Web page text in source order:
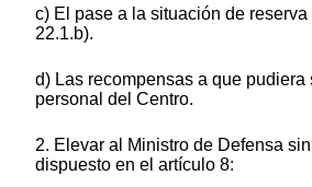
c) El pase a la situación de
22.1.b).
d) Las recompensas a que pudiera
personal del Centro.
2. Elevar al Ministro de Defensa
dispuesto en el artículo 8: